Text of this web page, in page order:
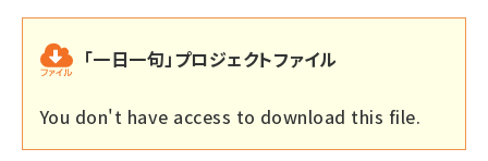
「一日一句」プロジェクトファイル
You don't have access to download this file.